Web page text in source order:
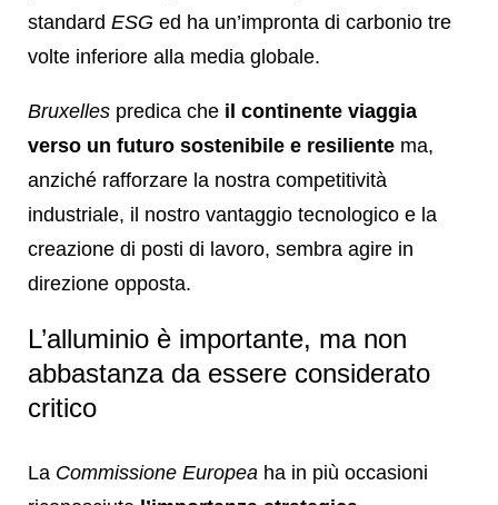
standard ESG ed ha un’impronta di carbonio tre
volte inferiore alla media globale.
Bruxelles predica che il continente viaggia
verso un futuro sostenibile e resiliente ma,
anziché rafforzare la nostra competitività
industriale, il nostro vantaggio tecnologico e la
creazione di posti di lavoro, sembra agire in
direzione opposta.
L’alluminio è importante, ma non
abbastanza da essere considerato
critico
La Commissione Europea ha in più occasioni